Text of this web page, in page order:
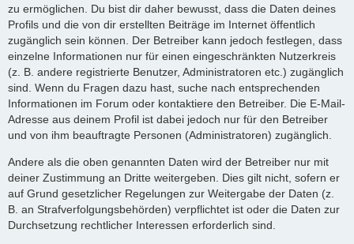
zu ermöglichen. Du bist dir daher bewusst, dass die Daten deines
Profils und die von dir erstellten Beiträge im Internet öffentlich
zugänglich sein können. Der Betreiber kann jedoch festlegen, dass
einzelne Informationen nur für einen eingeschränkten Nutzerkreis
(z. B. andere registrierte Benutzer, Administratoren etc.) zugänglich
sind. Wenn du Fragen dazu hast, suche nach entsprechenden
Informationen im Forum oder kontaktiere den Betreiber. Die E-Mail-
Adresse aus deinem Profil ist dabei jedoch nur für den Betreiber
und von ihm beauftragte Personen (Administratoren) zugänglich.
Andere als die oben genannten Daten wird der Betreiber nur mit
deiner Zustimmung an Dritte weitergeben. Dies gilt nicht, sofern er
auf Grund gesetzlicher Regelungen zur Weitergabe der Daten (z.
B. an Strafverfolgungsbehörden) verpflichtet ist oder die Daten zur
Durchsetzung rechtlicher Interessen erforderlich sind.